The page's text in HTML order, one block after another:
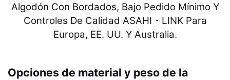
Algodón Con Bordados, Bajo Pedido Mínimo Y
Controles De Calidad ASAHI・LINK Para
Europa, EE. UU. Y Australia.
Opciones de material y peso de la